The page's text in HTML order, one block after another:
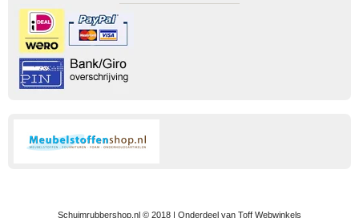
Schuimrubbershop.nl © 2018 | Onderdeel van Toff Webwinkels